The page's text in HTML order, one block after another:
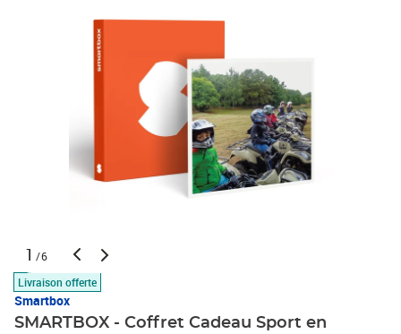
1 /6
Livraison offerte
Smartbox
SMARTBOX - Coffret Cadeau Sport en